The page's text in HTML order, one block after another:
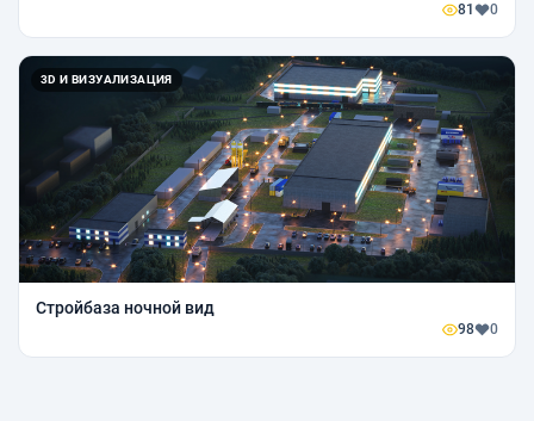
81 0
3D И ВИЗУАЛИЗАЦИЯ
Стройбаза ночной вид
98 0